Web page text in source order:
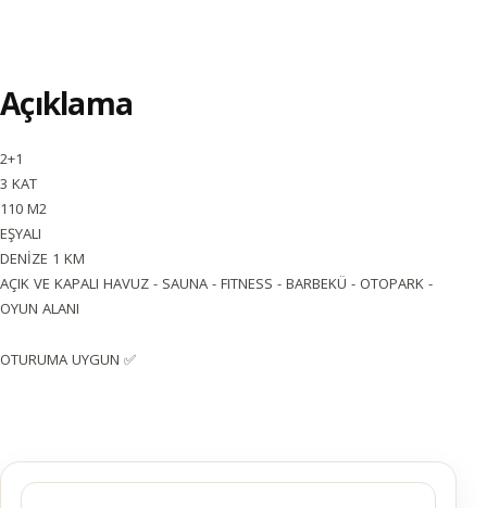
Açıklama
2+1
3 KAT
110 M2
EŞYALI
DENİZE 1 KM
AÇIK VE KAPALI HAVUZ - SAUNA - FITNESS - BARBEKÜ - OTOPARK -
OYUN ALANI
OTURUMA UYGUN ✅